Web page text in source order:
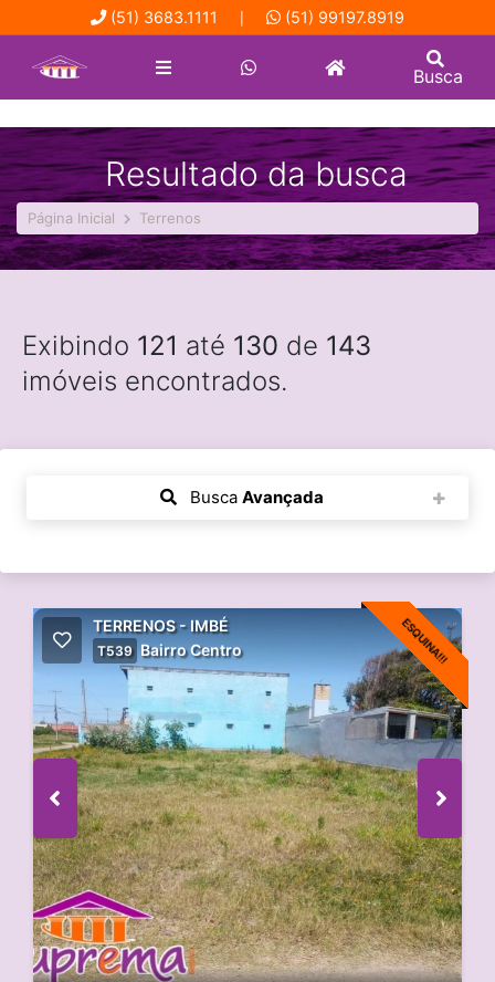
(51) 3683.1111 (51) 99197.8919
Busca
Resultado da busca
Página Inicial Terrenos
Exibindo 121 até 130 de 143
imóveis encontrados.
Busca Avançada
ESQUINA!!!
TERRENOS - IMBÉ
T539 Bairro Centro